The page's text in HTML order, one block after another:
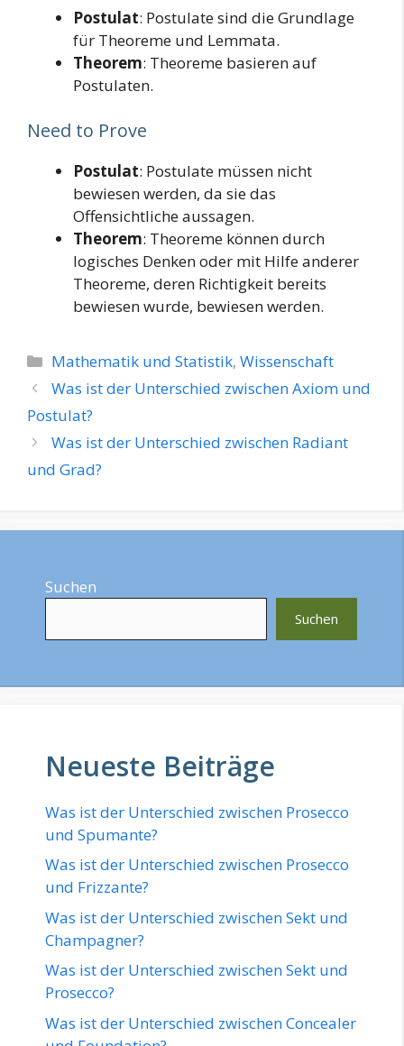
Postulat: Postulate sind die Grundlage
für Theoreme und Lemmata.
Theorem: Theoreme basieren auf
Postulaten.
Need to Prove
Postulat: Postulate müssen nicht
bewiesen werden, da sie das
Offensichtliche aussagen.
Theorem: Theoreme können durch
logisches Denken oder mit Hilfe anderer
Theoreme, deren Richtigkeit bereits
bewiesen wurde, bewiesen werden.
Kategorien
Mathematik und Statistik,Wissenschaft
Was ist der Unterschied zwischen Axiom und
Postulat?
Was ist der Unterschied zwischen Radiant
und Grad?
Suchen
Suchen
Neueste Beiträge
Was ist der Unterschied zwischen Prosecco
und Spumante?
Was ist der Unterschied zwischen Prosecco
und Frizzante?
Was ist der Unterschied zwischen Sekt und
Champagner?
Was ist der Unterschied zwischen Sekt und
Prosecco?
Was ist der Unterschied zwischen Concealer